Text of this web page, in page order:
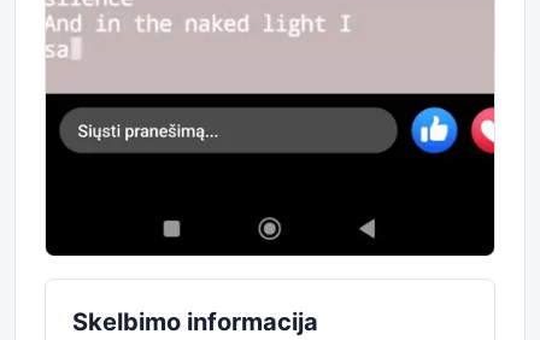
Skelbimo informacija